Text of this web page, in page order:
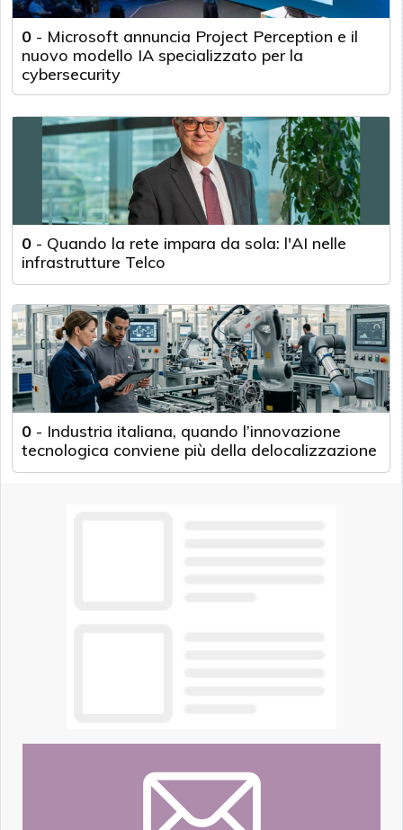
0 - Microsoft annuncia Project Perception e il
nuovo modello IA specializzato per la
cybersecurity
0 - Quando la rete impara da sola: l'AI nelle
infrastrutture Telco
0 - Industria italiana, quando l’innovazione
tecnologica conviene più della delocalizzazione